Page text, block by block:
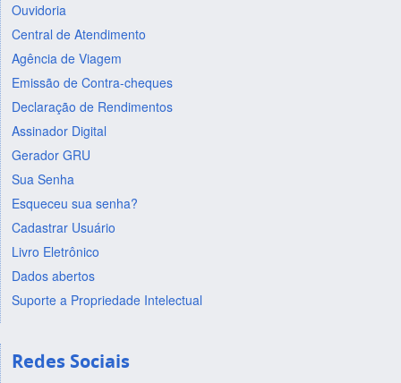
Ouvidoria
Central de Atendimento
Agência de Viagem
Emissão de Contra-cheques
Declaração de Rendimentos
Assinador Digital
Gerador GRU
Sua Senha
Esqueceu sua senha?
Cadastrar Usuário
Livro Eletrônico
Dados abertos
Suporte a Propriedade Intelectual
Redes Sociais